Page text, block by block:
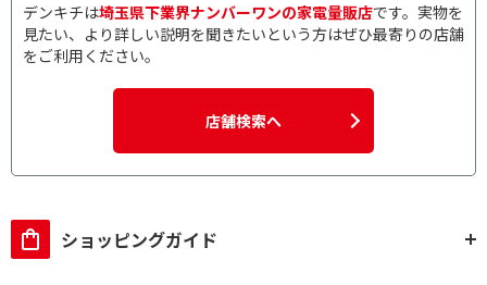
デンキチは埼玉県下業界ナンバーワンの家電量販店です。実物を
見たい、より詳しい説明を聞きたいという方はぜひ最寄りの店舗
をご利用ください。
店舗検索へ
ショッピングガイド